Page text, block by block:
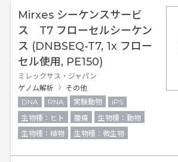
Mirxes シーケンスサービ
ス T7 フローセルシーケン
ス (DNBSEQ-T7, 1x フロー
セル使用, PE150)
ミレックサス・ジャパン
ゲノム解析
その他
DNA
RNA 実験動物
iPS
生物種：ヒト
腫瘍
生物種：動物
生物種：植物
生物種：微生物